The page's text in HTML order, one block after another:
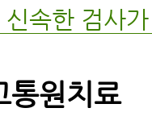
속한 검사
통원치료